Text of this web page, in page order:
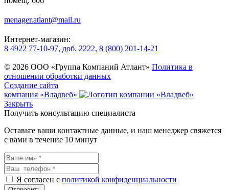
menager.atlant@mail.ru
Интернет-магазин:
8 4922 77-10-97, доб. 2222, 8 (800) 201-14-21
© 2026 ООО «Группа Компаний Атлант» Политика в
отношении обработки данных
Создание сайта
компания «Владвеб»
Закрыть
Получить консультацию специалиста
Оставьте ваши контактные данные, и наш менеджер свяжется
с вами в течение 10 минут
Я согласен с политикой конфиденциальности